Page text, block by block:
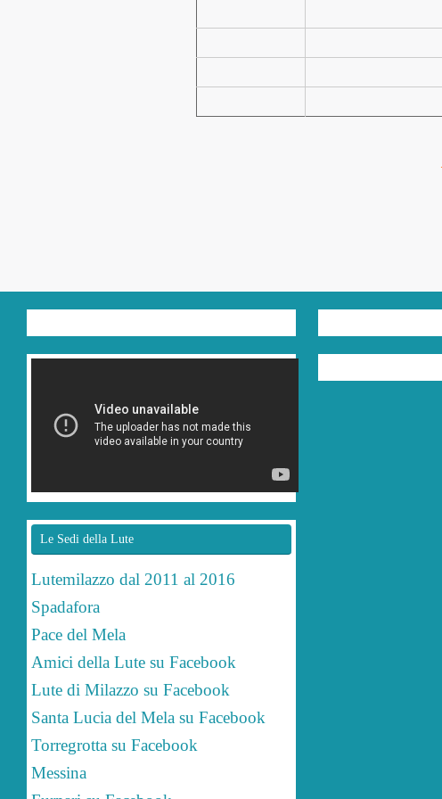
Le Sedi della Lute
Lutemilazzo dal 2011 al 2016
Spadafora
Pace del Mela
Amici della Lute su Facebook
Lute di Milazzo su Facebook
Santa Lucia del Mela su Facebook
Torregrotta su Facebook
Messina